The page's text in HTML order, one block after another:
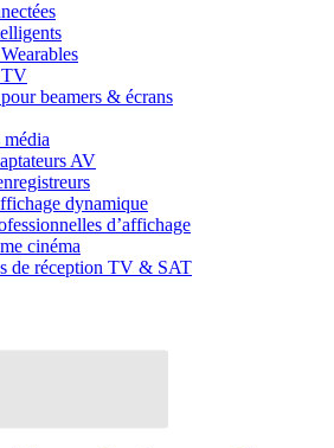
TV
beamers & écrans
média
AV
dynamique
d’affichage
cinéma
de réception TV & SAT